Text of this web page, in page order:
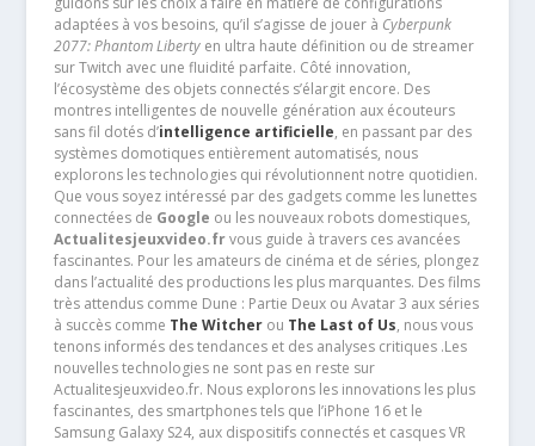
adaptées à vos besoins, qu’il s’agisse de jouer à Cyberpunk
2077: Phantom Libertyen ultra haute définition ou de streamer
sur Twitch avec une fluidité parfaite. Côté innovation,
l’écosystème des objets connectés s’élargit encore. Des
montres intelligentes de nouvelle génération aux écouteurs
sans fil dotés d’intelligence artificielle, en passant par des
systèmes domotiques entièrement automatisés, nous
explorons les technologies qui révolutionnent notre quotidien.
Que vous soyez intéressé par des gadgets comme les lunettes
connectées de Google ou les nouveaux robots domestiques,
Actualitesjeuxvideo.frvous guide à travers ces avancées
fascinantes. Pour les amateurs de cinéma et de séries, plongez
dans l’actualité des productions les plus marquantes. Des films
très attendus comme Dune : Partie Deux ou Avatar 3 aux séries
à succès comme The Witcherou The Last of Us, nous vous
tenons informés des tendances et des analyses critiques .Les
nouvelles technologies ne sont pas en reste sur
Actualitesjeuxvideo.fr. Nous explorons les innovations les plus
fascinantes, des smartphones tels que l’iPhone 16 et le
Samsung Galaxy S24, aux dispositifs connectés et casques VR